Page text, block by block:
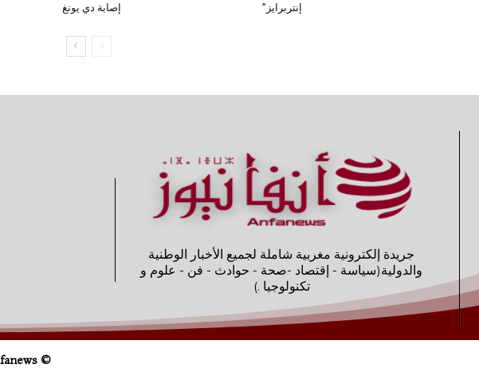
إنتربرايز”
إصابة دي يونغ
جريدة إلكترونية مغربية شاملة لجميع الأخبار الوطنية
والدولية(سياسة - إقتصاد -صحة - حوادث - فن - علوم و
تكنولوجيا .)
© Anfanews جميع الحقوق محفوظة لموقع